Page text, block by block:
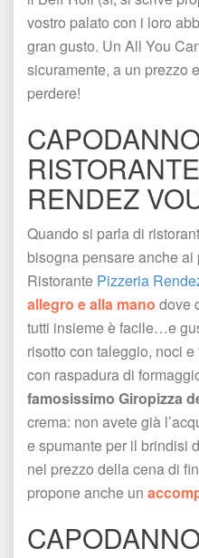
vostro palato con i loro
gran gusto. Un All You
icuramente, a un prezzo
perdere!
RENDEZ
Quando si parla di
bisogna pensare anche
Ristorante Pizzeria
allegro e alla mano dove
tutti insieme è facile…e
risotto con taleggio, noci
con raspadura di
famosissimo Giropizza
crema: non avete già
e spumante per il brindisi
nel prezzo della cena di
propone anche un